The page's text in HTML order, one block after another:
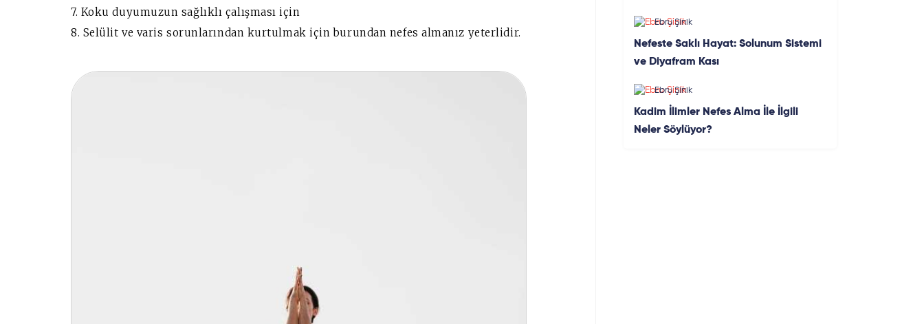
7. Koku duyumuzun sağlıklı çalışması için
8. Selülit ve varis sorunlarından kurtulmak için burundan nefes almanız yeterlidir.
Ebru Şinik
Nefeste Saklı Hayat: Solunum Sistemi
ve Diyafram Kası
Ebru Şinik
Kadim İlimler Nefes Alma İle İlgili
Neler Söylüyor?